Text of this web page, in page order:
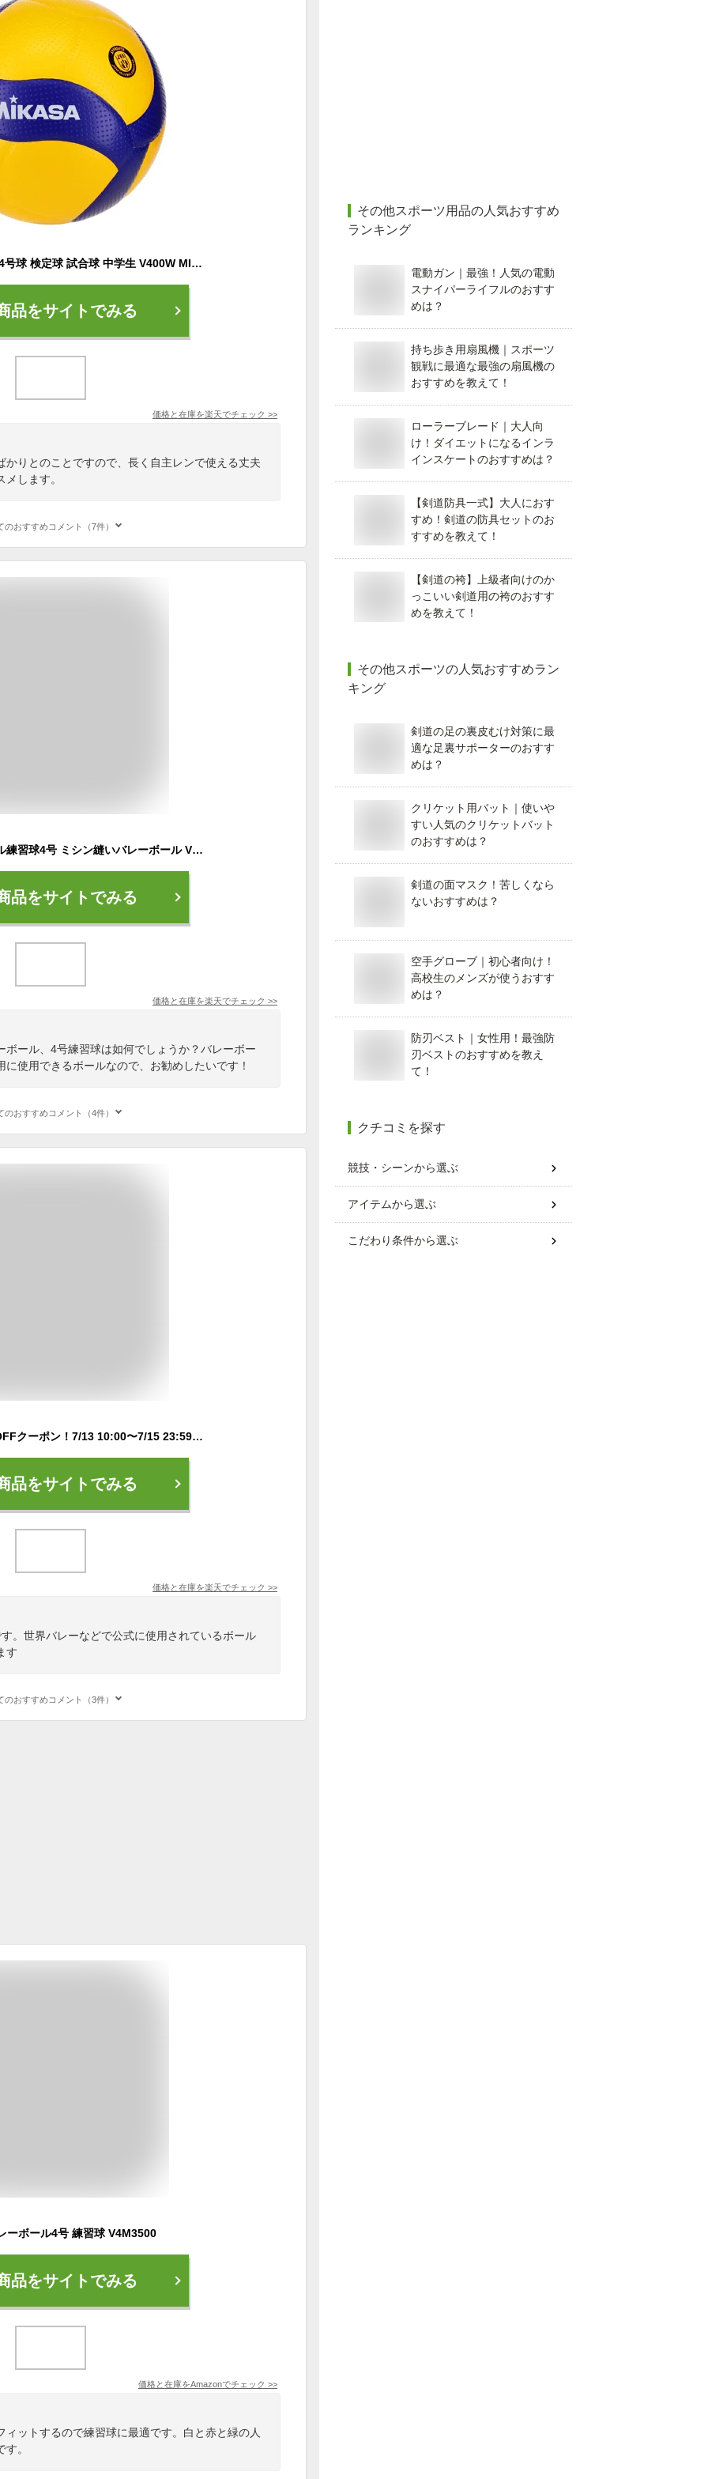
ミカサ バレーボール 4号球 検定球 試合球 中学生 V400W MIKASA 中学校 ママさん 家庭婦人 中学校 家庭婦人用 バレーボール用品
品をサイトでみる
価格と在庫を楽天でチェック >>
かりとのことですので、長く自主レンで使える丈夫
します。
のおすすめコメント（7件）
モルテン バレーボール練習球4号 ミシン縫いバレーボール V4M2000 molten ママさん 家庭婦人 中学校 高校 大学 一般 自主練 家庭婦人用 バレーボール用品
品をサイトでみる
価格と在庫を楽天でチェック >>
ボール、4号練習球は如何でしょうか？バレーボー
使用できるボールなので、お勧めしたいです！
のおすすめコメント（4件）
【全品対象最大10％OFFクーポン！7/13 10:00〜7/15 23:59】ミカサ MIKASA バレーボール バレー練習球4号 V460W-OP ママさん 家庭婦人 中学校 高校 大学 一般 自主練 家庭婦人用 バレーボール用品
品をサイトでみる
価格と在庫を楽天でチェック >>
。世界バレーなどで公式に使用されているボール
す
のおすすめコメント（3件）
ーボール4号 練習球 V4M3500
品をサイトでみる
価格と在庫をAmazonでチェック >>
ットするので練習球に最適です。白と赤と緑の人
。
その他スポーツ用品の人気おすすめ
ランキング
電動ガン｜最強！人気の電動
スナイパーライフルのおすす
めは？
持ち歩き用扇風機｜スポーツ
観戦に最適な最強の扇風機の
おすすめを教えて！
ローラーブレード｜大人向
け！ダイエットになるインラ
インスケートのおすすめは？
【剣道防具一式】大人におす
すめ！剣道の防具セットのお
すすめを教えて！
【剣道の袴】上級者向けのか
っこいい剣道用の袴のおすす
めを教えて！
その他スポーツの人気おすすめラン
キング
剣道の足の裏皮むけ対策に最
適な足裏サポーターのおすす
めは？
クリケット用バット｜使いや
すい人気のクリケットバット
のおすすめは？
剣道の面マスク！苦しくなら
ないおすすめは？
空手グローブ｜初心者向け！
高校生のメンズが使うおすす
めは？
防刃ベスト｜女性用！最強防
刃ベストのおすすめを教え
て！
クチコミを探す
競技・シーンから選ぶ
アイテムから選ぶ
こだわり条件から選ぶ